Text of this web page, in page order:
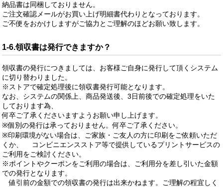
納品書は同梱しておりません。
ご注文確認メールがお買い上げ明細書代わりとなっております。
ご不便をおかけしますがご協力とご理解のほどお願い致します。
1-6.領収書は発行できますか？
領収書の発行につきましては、お客様ご自身に発行して頂くシステム
に切り替わりました。
※ストアで確定処理後に領収書発行可能となります。
なお、システムの関係上、商品発送後、3日前後での確定処理をいた
しております為、
何卒ご了承くださいますようお願い申し上げます。
※個別の発行は承っておりません。何卒ご了承ください。
※印刷環境がない場合は、ご家族・ご友人の方に印刷をご依頼いただ
くか、 コンビニエンスストア等で提供しているプリントサービスの
ご利用をご検討ください。
※ポイントやクーポンをご利用の場合は、ご利用分を差し引いた金額
での発行となります。
値引前の金額での領収書の発行は出来かねます。ご理解の程宜しく